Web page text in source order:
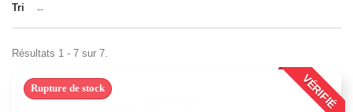
Tri --
Résultats 1 - 7 sur 7.
VÉRIFIÉ
Rupture de stock